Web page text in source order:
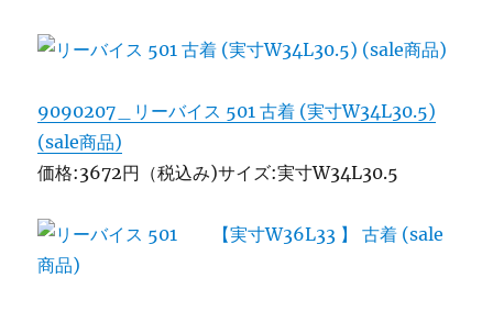
9090207＿リーバイス 501 古着 (実寸W34L30.5)
(sale商品)
価格:3672円（税込み)サイズ:実寸W34L30.5